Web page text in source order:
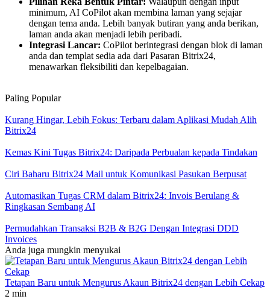
minimum, AI CoPilot akan membina laman yang sejajar
dengan tema anda. Lebih banyak butiran yang anda berikan,
laman anda akan menjadi lebih peribadi.
Integrasi Lancar: CoPilot berintegrasi dengan blok di laman
anda dan templat sedia ada dari Pasaran Bitrix24,
menawarkan fleksibiliti dan kepelbagaian.
Paling Popular
Kurang Hingar, Lebih Fokus: Terbaru dalam Aplikasi Mudah Alih
Bitrix24
Kemas Kini Tugas Bitrix24: Daripada Perbualan kepada Tindakan
Ciri Baharu Bitrix24 Mail untuk Komunikasi Pasukan Berpusat
Automasikan Tugas CRM dalam Bitrix24: Invois Berulang &
Ringkasan Sembang AI
Permudahkan Transaksi B2B & B2G Dengan Integrasi DDD
Invoices
Anda juga mungkin menyukai
Tetapan Baru untuk Mengurus Akaun Bitrix24 dengan Lebih Cekap
2 min